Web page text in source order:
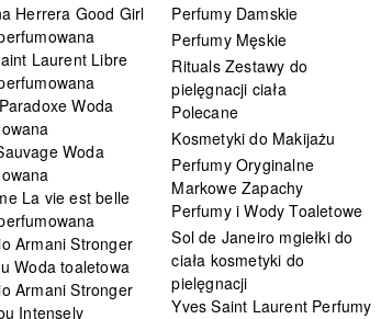
Herrera Good Girl
Laurent Libre
Woda
Woda
La vie est belle
Armani Stronger
Woda toaletowa
Armani Stronger
Intensely
Perfumy Damskie
Perfumy Męskie
Rituals Zestawy do
pielęgnacji ciała
Polecane
Kosmetyki do Makijażu
Perfumy Oryginalne
Markowe Zapachy
Perfumy i Wody Toaletowe
Sol de Janeiro mgiełki do
ciała kosmetyki do
pielęgnacji
Yves Saint Laurent Perfumy